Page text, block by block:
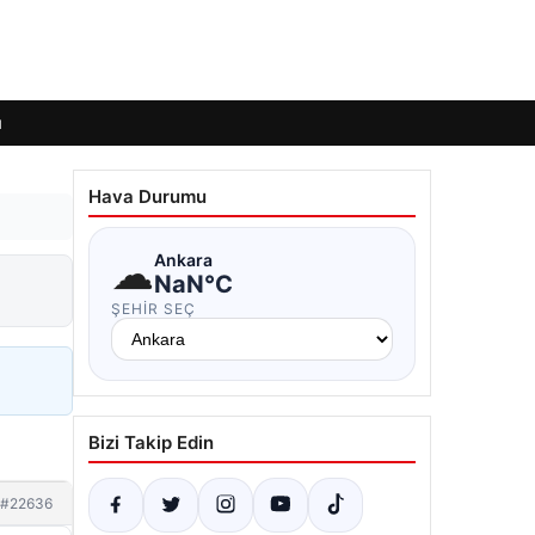
#22636
Hava Durumu
☁Ankara
NaN°C
ŞEHIR SEÇ
Bizi Takip Edin